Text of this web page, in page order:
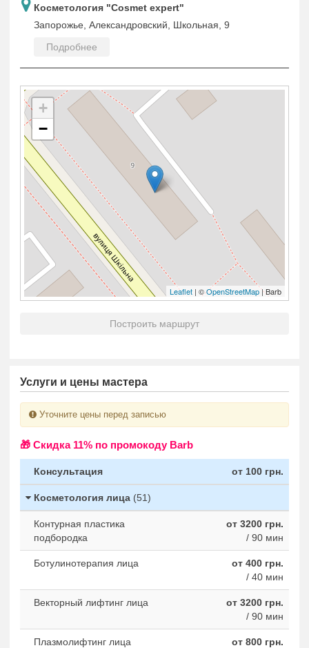
Косметология "Cosmet expert"
Запорожье, Александровский, Школьная, 9
Подробнее
+
−
Leaflet | ©OpenStreetMap| Barb
Построить маршрут
Услуги и цены мастера
Уточните цены перед записью
🎁 Cкидка 11% по промокоду Barb
Консультация от 100 грн.
Косметология лица (51)
Контурная пластика
подбородка
от 3200 грн.
/ 90 мин
Ботулинотерапия лица
от 400 грн.
/ 40 мин
Векторный лифтинг лица
от 3200 грн.
/ 90 мин
Плазмолифтинг лица
от 800 грн.